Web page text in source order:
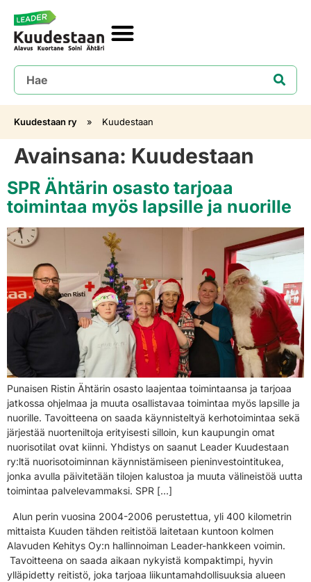
Kuudestaan ry » Kuudestaan
Avainsana: Kuudestaan
SPR Ähtärin osasto tarjoaa
toimintaa myös lapsille ja nuorille
Punaisen Ristin Ähtärin osasto laajentaa toimintaansa ja tarjoaa
jatkossa ohjelmaa ja muuta osallistavaa toimintaa myös lapsille ja
nuorille. Tavoitteena on saada käynnisteltyä kerhotoimintaa sekä
järjestää nuorteniltoja erityisesti silloin, kun kaupungin omat
nuorisotilat ovat kiinni. Yhdistys on saanut Leader Kuudestaan
ry:ltä nuorisotoiminnan käynnistämiseen pieninvestointitukea,
jonka avulla päivitetään tilojen kalustoa ja muuta välineistöä uutta
toimintaa palvelevammaksi. SPR […]
Alun perin vuosina 2004-2006 perustettua, yli 400 kilometrin
mittaista Kuuden tähden reitistöä laitetaan kuntoon kolmen
Alavuden Kehitys Oy:n hallinnoiman Leader-hankkeen voimin.
Tavoitteena on saada aikaan nykyistä kompaktimpi, hyvin
ylläpidetty reitistö, joka tarjoaa liikuntamahdollisuuksia alueen